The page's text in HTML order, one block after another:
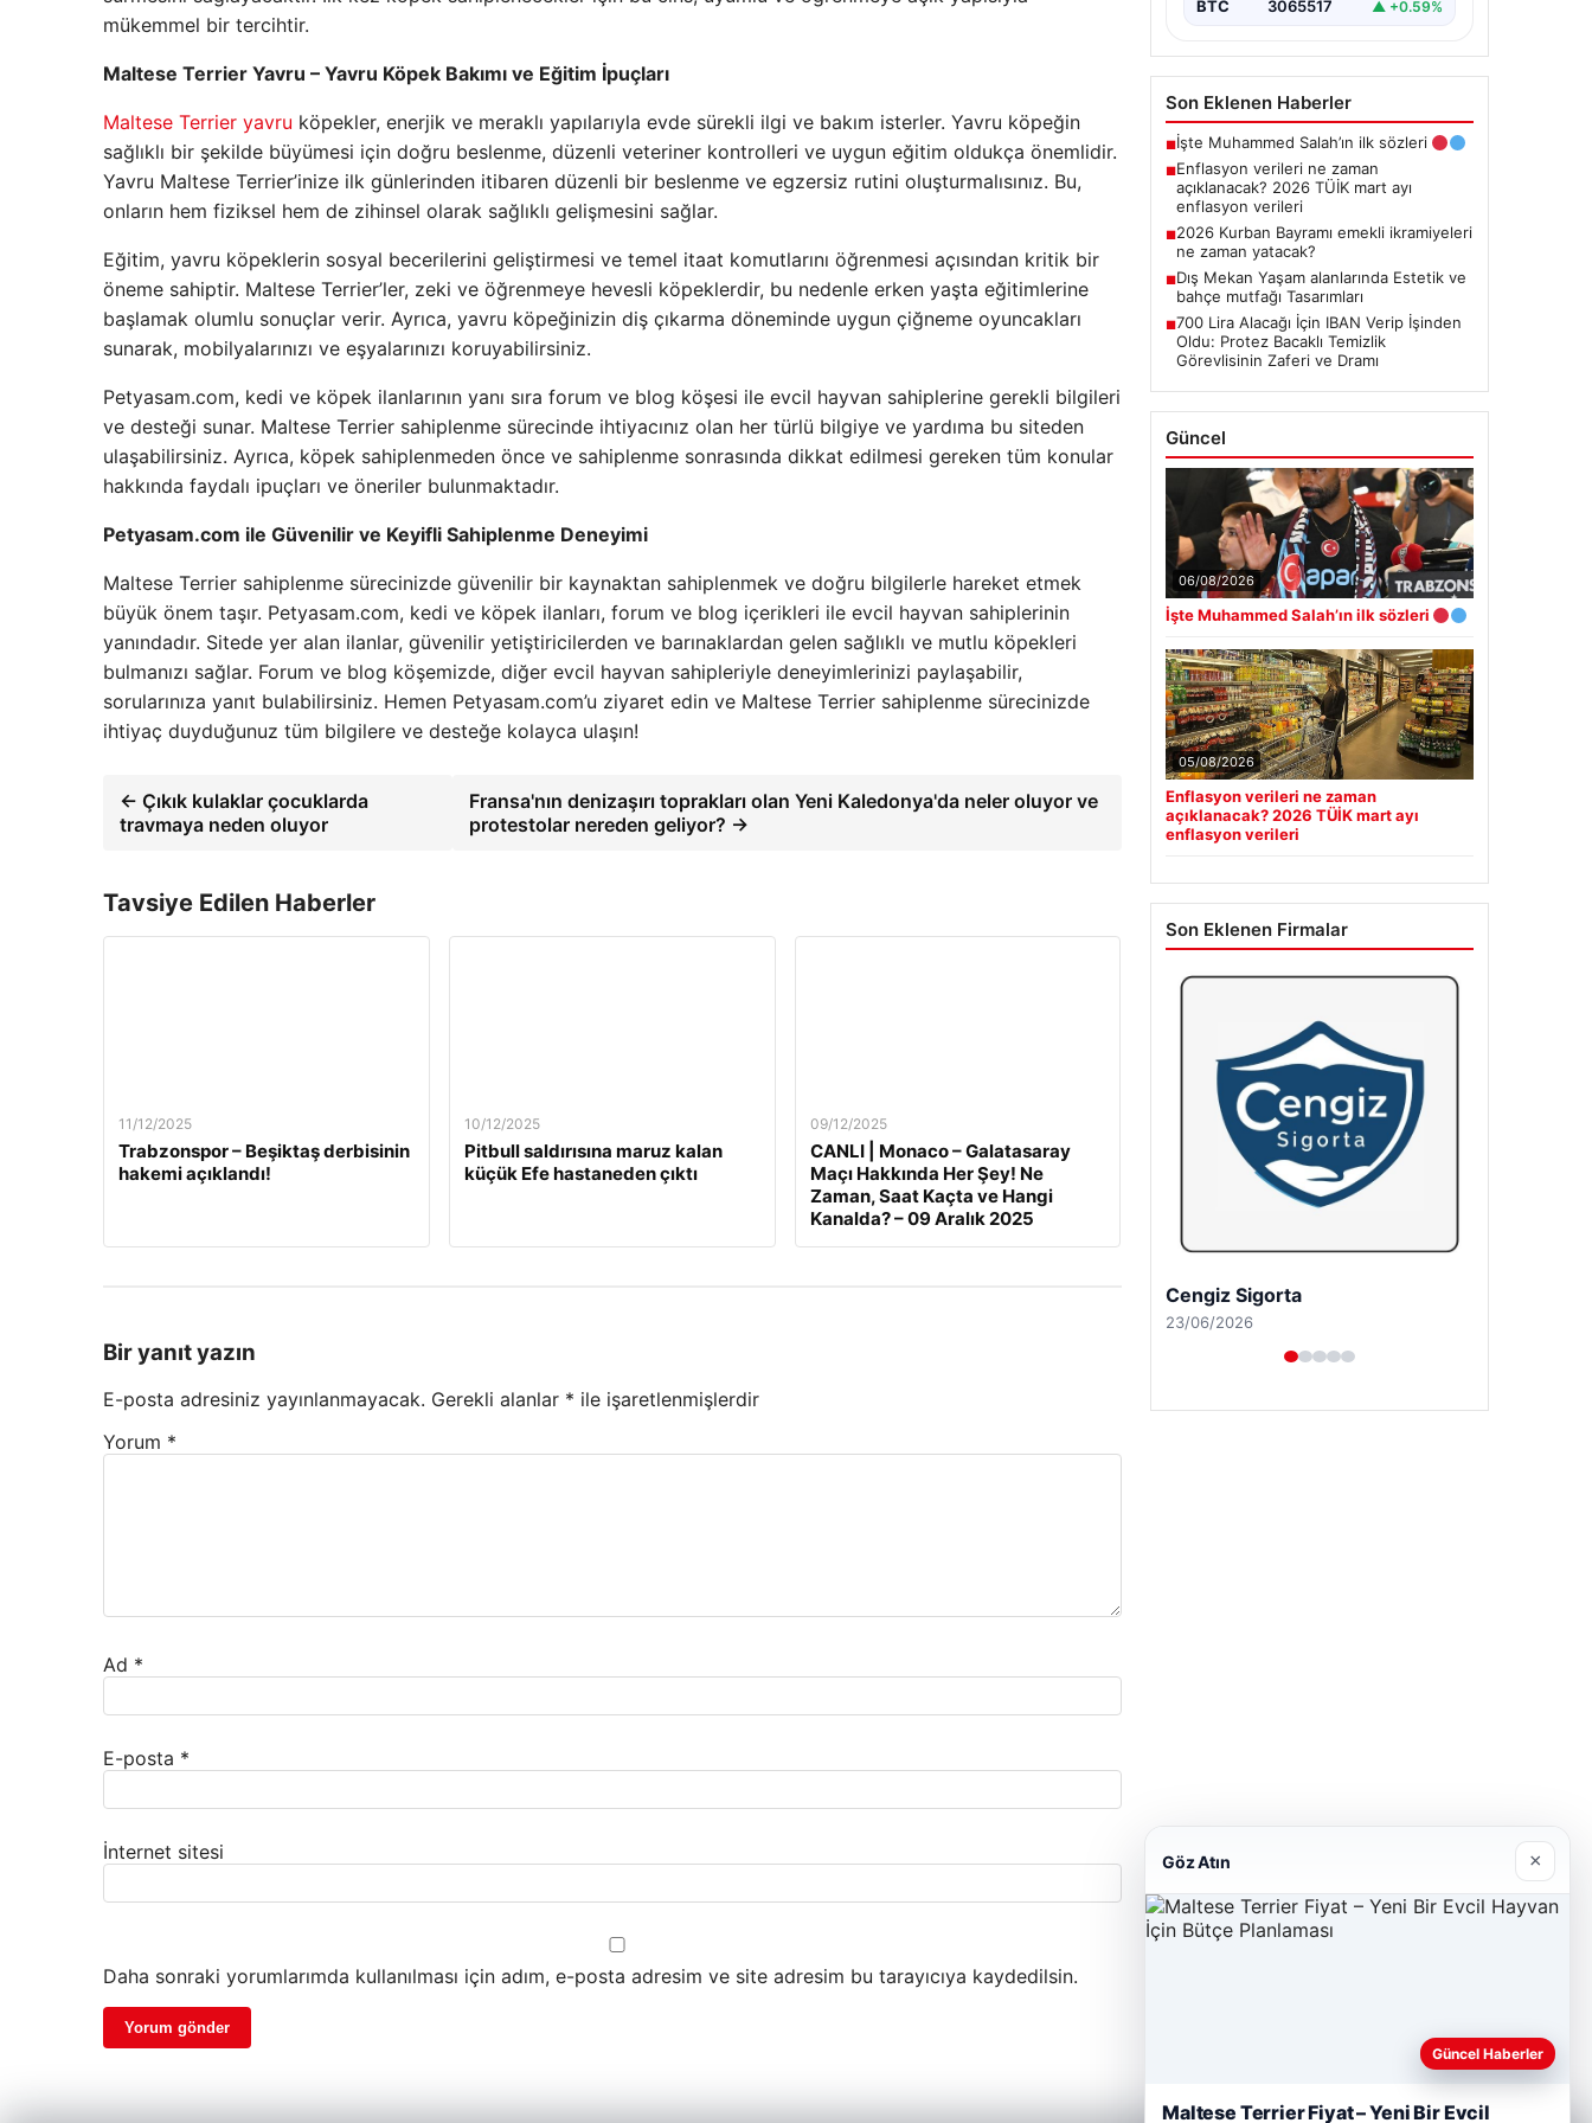
mükemmel bir tercihtir.
Maltese Terrier Yavru – Yavru Köpek Bakımı ve Eğitim İpuçları
Maltese Terrier yavru köpekler, enerjik ve meraklı yapılarıyla evde sürekli ilgi ve bakım isterler. Yavru köpeğin
sağlıklı bir şekilde büyümesi için doğru beslenme, düzenli veteriner kontrolleri ve uygun eğitim oldukça önemlidir.
Yavru Maltese Terrier’inize ilk günlerinden itibaren düzenli bir beslenme ve egzersiz rutini oluşturmalısınız. Bu,
onların hem fiziksel hem de zihinsel olarak sağlıklı gelişmesini sağlar.
Eğitim, yavru köpeklerin sosyal becerilerini geliştirmesi ve temel itaat komutlarını öğrenmesi açısından kritik bir
öneme sahiptir. Maltese Terrier’ler, zeki ve öğrenmeye hevesli köpeklerdir, bu nedenle erken yaşta eğitimlerine
başlamak olumlu sonuçlar verir. Ayrıca, yavru köpeğinizin diş çıkarma döneminde uygun çiğneme oyuncakları
sunarak, mobilyalarınızı ve eşyalarınızı koruyabilirsiniz.
Petyasam.com, kedi ve köpek ilanlarının yanı sıra forum ve blog köşesi ile evcil hayvan sahiplerine gerekli bilgileri
ve desteği sunar. Maltese Terrier sahiplenme sürecinde ihtiyacınız olan her türlü bilgiye ve yardıma bu siteden
ulaşabilirsiniz. Ayrıca, köpek sahiplenmeden önce ve sahiplenme sonrasında dikkat edilmesi gereken tüm konular
hakkında faydalı ipuçları ve öneriler bulunmaktadır.
Petyasam.com ile Güvenilir ve Keyifli Sahiplenme Deneyimi
Maltese Terrier sahiplenme sürecinizde güvenilir bir kaynaktan sahiplenmek ve doğru bilgilerle hareket etmek
büyük önem taşır. Petyasam.com, kedi ve köpek ilanları, forum ve blog içerikleri ile evcil hayvan sahiplerinin
yanındadır. Sitede yer alan ilanlar, güvenilir yetiştiricilerden ve barınaklardan gelen sağlıklı ve mutlu köpekleri
bulmanızı sağlar. Forum ve blog köşemizde, diğer evcil hayvan sahipleriyle deneyimlerinizi paylaşabilir,
sorularınıza yanıt bulabilirsiniz. Hemen Petyasam.com’u ziyaret edin ve Maltese Terrier sahiplenme sürecinizde
ihtiyaç duyduğunuz tüm bilgilere ve desteğe kolayca ulaşın!
← Çıkık kulaklar çocuklarda
travmaya neden oluyor
Fransa'nın denizaşırı toprakları olan Yeni Kaledonya'da neler oluyor ve
protestolar nereden geliyor? →
Tavsiye Edilen Haberler
11/12/2025
Trabzonspor – Beşiktaş derbisinin
hakemi açıklandı!
10/12/2025
Pitbull saldırısına maruz kalan
küçük Efe hastaneden çıktı
09/12/2025
CANLI | Monaco – Galatasaray
Maçı Hakkında Her Şey! Ne
Zaman, Saat Kaçta ve Hangi
Kanalda? – 09 Aralık 2025
Bir yanıt yazın
E-posta adresiniz yayınlanmayacak. Gerekli alanlar * ile işaretlenmişlerdir
Yorum *
Ad *
E-posta *
İnternet sitesi
Daha sonraki yorumlarımda kullanılması için adım, e-posta adresim ve site adresim bu tarayıcıya kaydedilsin.
BTC 3065517 ▲ +0.59%
Son Eklenen Haberler
■İşte Muhammed Salah’ın ilk sözleri
■Enflasyon verileri ne zaman
açıklanacak? 2026 TÜİK mart ayı
enflasyon verileri
■2026 Kurban Bayramı emekli ikramiyeleri
ne zaman yatacak?
■Dış Mekan Yaşam alanlarında Estetik ve
bahçe mutfağı Tasarımları
■700 Lira Alacağı İçin IBAN Verip İşinden
Oldu: Protez Bacaklı Temizlik
Görevlisinin Zaferi ve Dramı
Güncel
06/08/2026
İşte Muhammed Salah’ın ilk sözleri
05/08/2026
Enflasyon verileri ne zaman
açıklanacak? 2026 TÜİK mart ayı
enflasyon verileri
Son Eklenen Firmalar
Cengiz Sigorta
23/06/2026
Göz Atın ×
Güncel Haberler
Maltese Terrier Fiyat – Yeni Bir Evcil